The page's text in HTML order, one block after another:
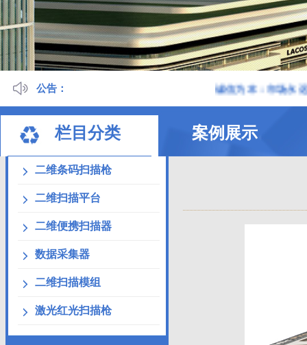
公告： 诚信为本：市场永远在
栏目分类 案例展示
二维条码扫描枪
二维扫描平台
二维便携扫描器
数据采集器
二维扫描模组
激光红光扫描枪